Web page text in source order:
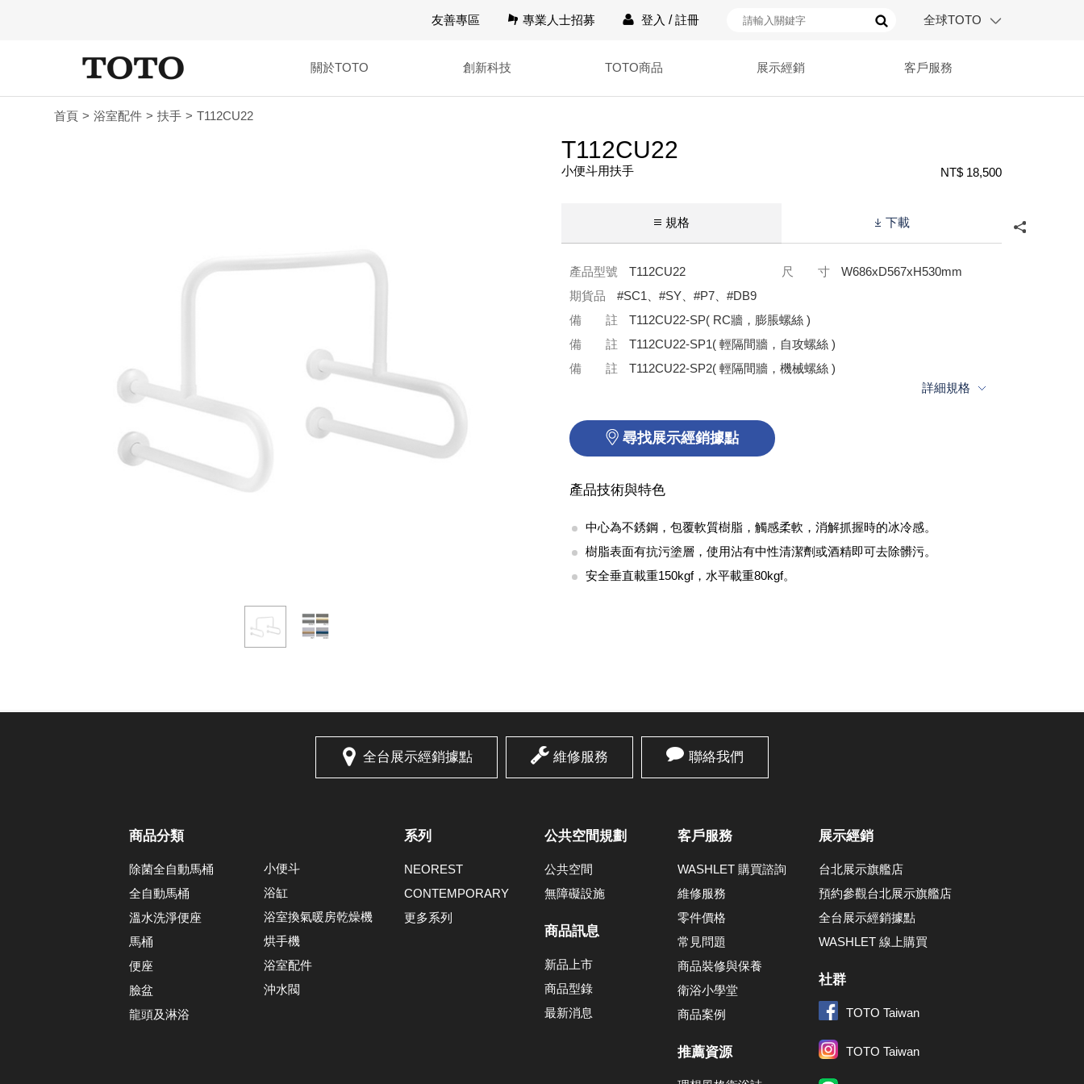
友善專區 專業人士招募 登入 /註冊 全球TOTO
關於TOTO 創新科技 TOTO商品 展示經銷 客戶服務
首頁 浴室配件 扶手 T112CU22
T112CU22
小便斗用扶手 NT$ 18,500
規格 下載
產品型號 T112CU22 尺 寸
W686xD567xH530mm
期貨品
#SC1、#SY、#P7、#DB9
備 註
T112CU22-SP( RC牆，膨脹螺絲 )
備 註
T112CU22-SP1( 輕隔間牆，自攻螺絲 )
備 註
T112CU22-SP2( 輕隔間牆，機械螺絲 )
詳細規格
尋找展示經銷據點
產品技術與特色
中心為不銹鋼，包覆軟質樹脂，觸感柔軟，消解抓握時的冰冷感。
樹脂表面有抗污塗層，使用沾有中性清潔劑或酒精即可去除髒污。
安全垂直載重150kgf，水平載重80kgf。
全台展示經銷據點 維修服務 聯絡我們
商品分類
除菌全自動馬桶
全自動馬桶
溫水洗淨便座
馬桶
便座
臉盆
龍頭及淋浴
小便斗
浴缸
浴室換氣暖房乾燥機
烘手機
浴室配件
沖水閥
系列
NEOREST
CONTEMPORARY
更多系列
公共空間規劃
公共空間
無障礙設施
商品訊息
新品上市
商品型錄
最新消息
客戶服務
WASHLET 購買諮詢
維修服務
零件價格
常見問題
商品裝修與保養
衛浴小學堂
商品案例
推薦資源
展示經銷
台北展示旗艦店
預約參觀台北展示旗艦店
全台展示經銷據點
WASHLET 線上購買
社群
TOTO Taiwan
TOTO Taiwan